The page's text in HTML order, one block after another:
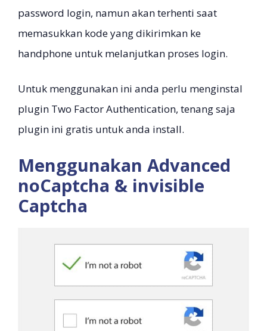
password login, namun akan terhenti saat
memasukkan kode yang dikirimkan ke
handphone untuk melanjutkan proses login.
Untuk menggunakan ini anda perlu menginstal
plugin Two Factor Authentication, tenang saja
plugin ini gratis untuk anda install.
Menggunakan Advanced
noCaptcha & invisible
Captcha